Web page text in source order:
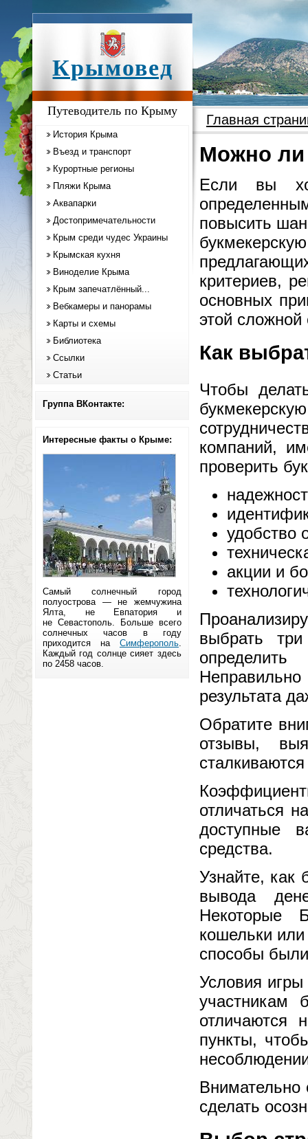
Крымовед
Путеводитель по Крыму
История Крыма
Въезд и транспорт
Курортные регионы
Пляжи Крыма
Аквапарки
Достопримечательности
Крым среди чудес Украины
Крымская кухня
Виноделие Крыма
Крым запечатлённый...
Вебкамеры и панорамы
Карты и схемы
Библиотека
Ссылки
Статьи
Группа ВКонтакте:
Интересные факты о Крыме:
Самый солнечный город
полуострова — не жемчужина
Ялта, не Евпатория и
не Севастополь. Больше всего
солнечных часов в году
приходится на Симферополь.
Каждый год солнце сияет здесь
по 2458 часов.
Главная
Можно ли
Если вы
повысить
критериев,
основных
этой сложной
Как
Чтобы
компаний,
проверить
удобство
акции и
выбрать
результата
Обратите
отзывы,
отличаться
доступные
средства.
Узнайте, как
вывода
Некоторые
кошельки
способы
Условия
участникам
отличаются
пункты,
Внимательно
сделать